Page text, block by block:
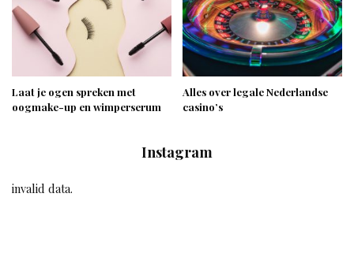
Laat je ogen spreken met
oogmake-up en wimperserum
Alles over legale Nederlandse
casino’s
Instagram
invalid data.